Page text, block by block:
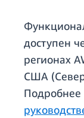
доступен
регионах
США
Подробнее